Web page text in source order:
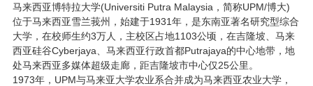
马来西亚博特拉大学(Universiti Putra Malaysia，简称UPM/博大)
位于马来西亚雪兰莪州，始建于1931年，是东南亚著名研究型综合
大学，在校师生约3万人，主校区占地1103公顷，在吉隆坡、马来
西亚硅谷Cyberjaya、马来西亚行政首都Putrajaya的中心地带，地
处马来西亚多媒体超级走廊，距吉隆坡市中心仅25公里。
1973年，UPM与马来亚大学农业系合并成为马来西亚农业大学，